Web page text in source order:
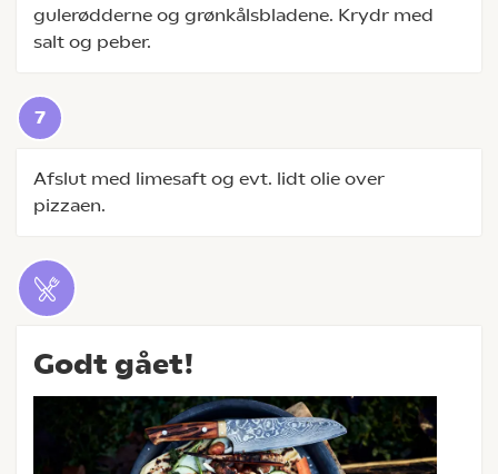
gulerødderne og grønkålsbladene. Krydr med
salt og peber.
Afslut med limesaft og evt. lidt olie over
pizzaen.
Godt gået!